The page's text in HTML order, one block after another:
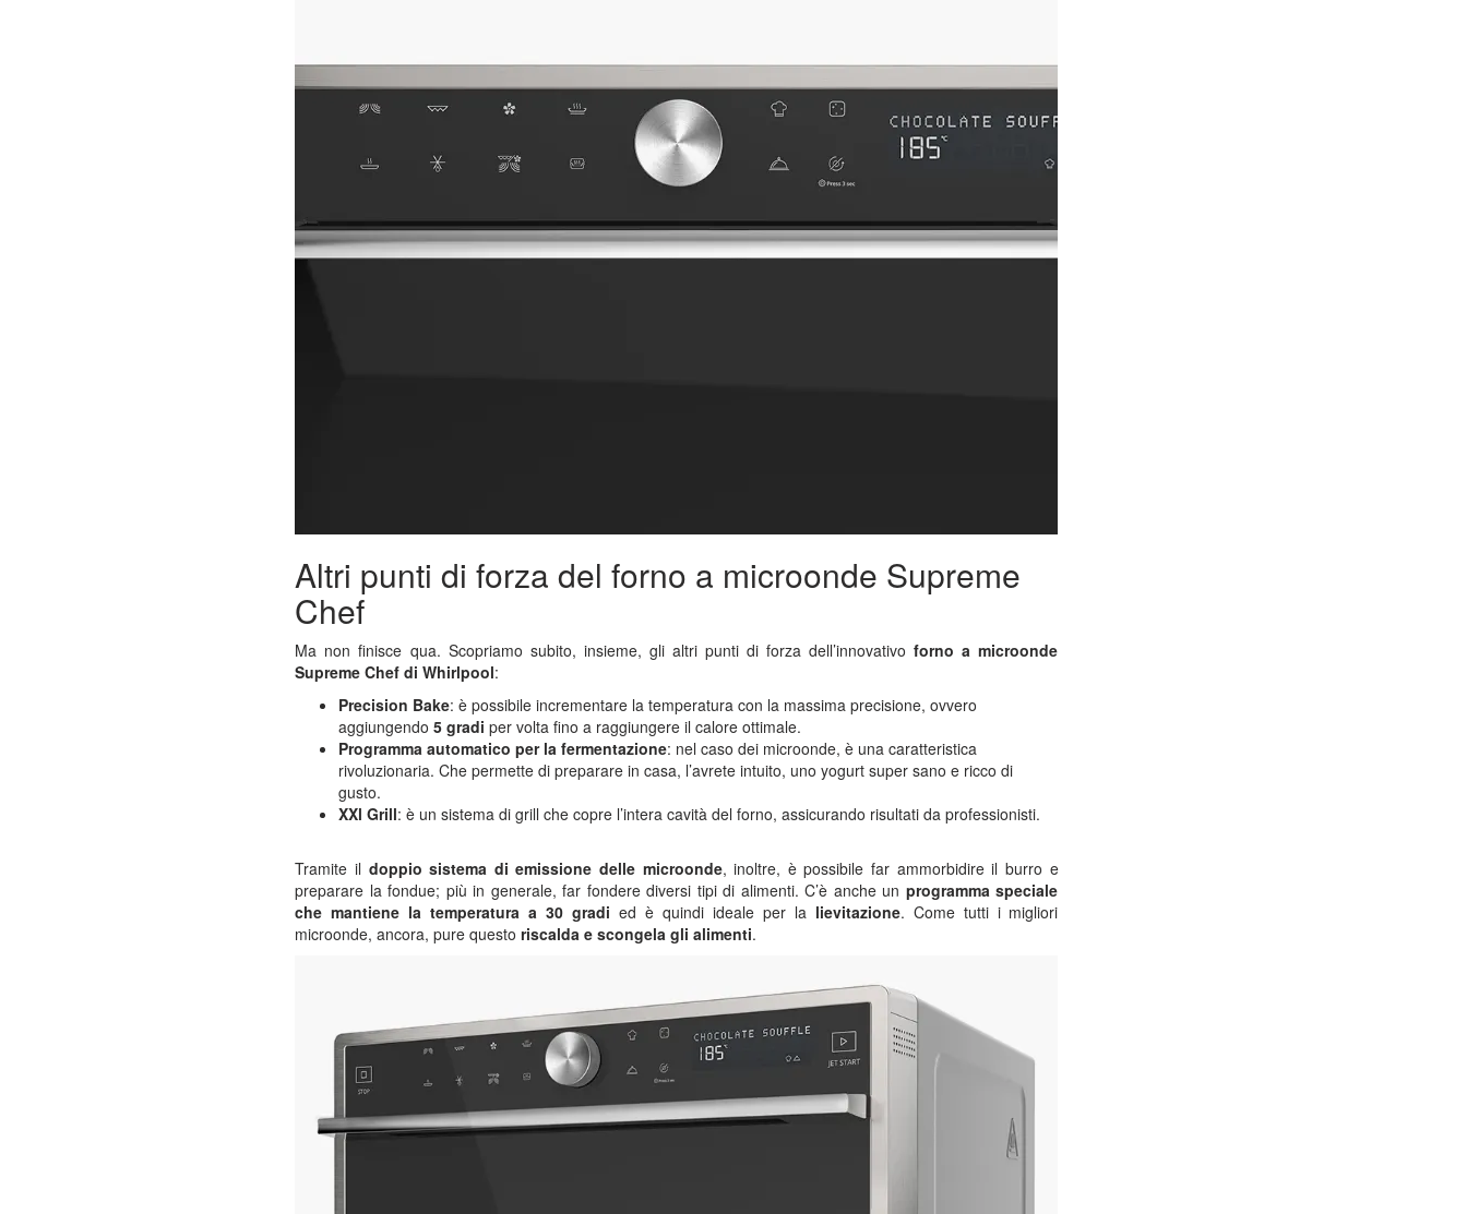
Altri punti di forza del forno a microonde Supreme
Chef
Ma non finisce qua. Scopriamo subito, insieme, gli altri punti di forza dell’innovativoforno a microonde
Supreme Chef di Whirlpool:
Precision Bake: è possibile incrementare la temperatura con la massima precisione, ovvero
aggiungendo5 gradi per volta fino a raggiungere il calore ottimale.
Programma automatico per la fermentazione: nel caso dei microonde, è una caratteristica
rivoluzionaria. Che permette di preparare in casa, l’avrete intuito, uno yogurt super sano e ricco di
gusto.
XXl Grill: è un sistema di grill che copre l’intera cavità del forno, assicurando risultati da professionisti.
Tramite il doppio sistema di emissione delle microonde, inoltre, è possibile far ammorbidire il burro e
preparare la fondue; più in generale, far fondere diversi tipi di alimenti. C’è anche un programma speciale
che mantiene la temperatura a 30 gradi ed è quindi ideale per la lievitazione. Come tutti i migliori
microonde, ancora, pure questoriscalda e scongela gli alimenti.